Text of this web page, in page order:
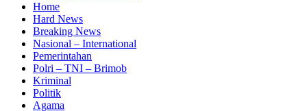
Home
Hard News
Breaking News
Nasional – International
Pemerintahan
Polri – TNI – Brimob
Kriminal
Politik
Agama